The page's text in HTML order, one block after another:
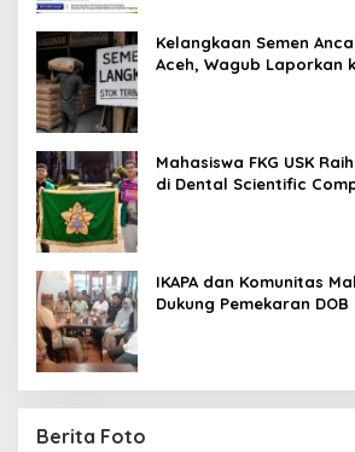
Kelangkaan Semen
Aceh, Wagub Laporkan
Mahasiswa FKG USK
di Dental Scientific
IKAPA dan Komunitas
Dukung Pemekaran
Berita Foto